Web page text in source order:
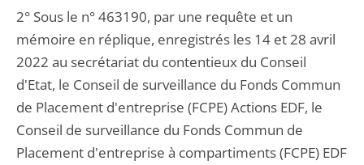
2° Sous le n° 463190, par une requête et un
mémoire en réplique, enregistrés les 14 et 28 avril
2022 au secrétariat du contentieux du Conseil
d'Etat, le Conseil de surveillance du Fonds Commun
de Placement d'entreprise (FCPE) Actions EDF, le
Conseil de surveillance du Fonds Commun de
Placement d'entreprise à compartiments (FCPE) EDF